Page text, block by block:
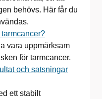
behövs. Här får du
vara uppmärksam
för tarmcancer.
och satsningar
ett stabilt